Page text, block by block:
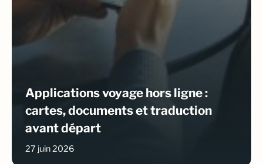
Applications voyage hors ligne :
cartes, documents et traduction
avant départ
27 juin 2026